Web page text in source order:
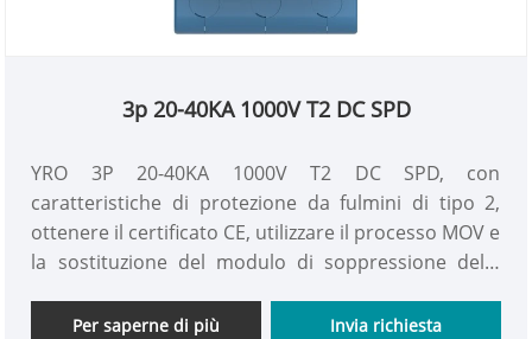
3p 20-40KA 1000V T2 DC SPD
YRO 3P 20-40KA 1000V T2 DC SPD, con
caratteristiche di protezione da fulmini di tipo 2,
ottenere il certificato CE, utilizzare il processo MOV e
la sostituzione del modulo di soppressione delle
il funzionamento sicuro del sistema CC.
Per saperne di più Invia richiesta